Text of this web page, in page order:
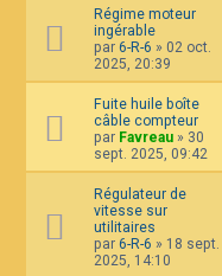
Régime moteur
ingérable
par 6-R-6 » 02 oct.
2025, 20:39
Fuite huile boîte
câble compteur
par Favreau » 30
sept. 2025, 09:42
Régulateur de
vitesse sur
utilitaires
par 6-R-6 » 18 sept.
2025, 14:10